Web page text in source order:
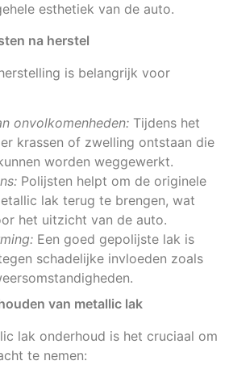
esthetiek van de auto.
na herstel
is belangrijk voor
onvolkomenheden: Tijdens het
krassen of zwelling ontstaan die
worden weggewerkt.
Polijsten helpt om de originele
lak terug te brengen, wat
het uitzicht van de auto.
Een goed gepolijste lak is
schadelijke invloeden zoals
van metallic lak
lak onderhoud is het cruciaal om
te nemen: